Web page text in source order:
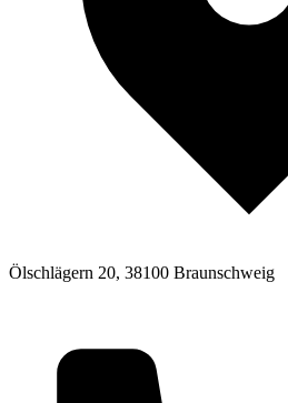
Ölschlägern 20, 38100 Braunschweig